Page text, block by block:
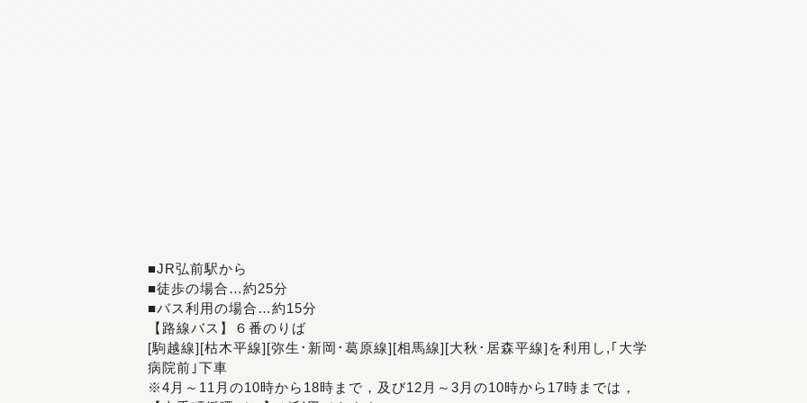
■JR弘前駅から
■徒歩の場合…約25分
■バス利用の場合…約15分
【路線バス】６番のりば
[駒越線][枯木平線][弥生･新岡･葛原線][相馬線][大秋･居森平線]を利用し,｢大学
病院前｣下車
※4月～11月の10時から18時まで，及び12月～3月の10時から17時までは，